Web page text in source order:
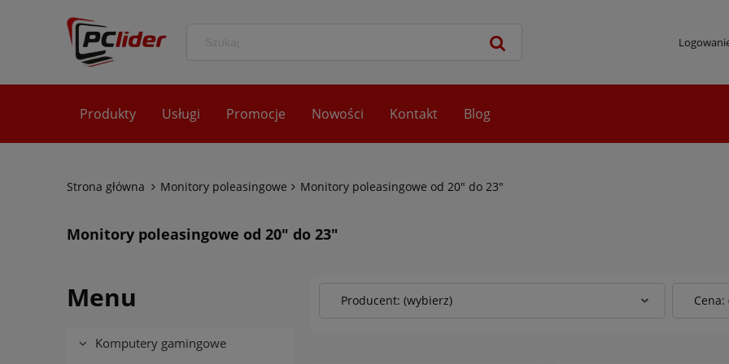
Produkty Usługi Promocje Nowości Kontakt Blog
Strona główna Monitory poleasingowe Monitory poleasingowe od 20" do 23"
Monitory poleasingowe od 20" do 23"
Menu
Komputery gamingowe
Producent: (wybierz)